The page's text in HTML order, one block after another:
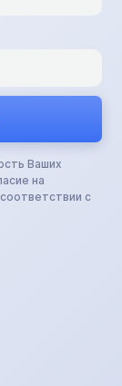
Ваших
на
с